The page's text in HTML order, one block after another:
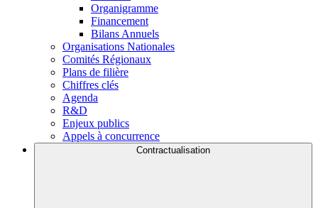
Organigramme
Financement
Bilans Annuels
Organisations Nationales
Comités Régionaux
Plans de filière
Chiffres clés
Agenda
R&D
Enjeux publics
Appels à concurrence
Contractualisation